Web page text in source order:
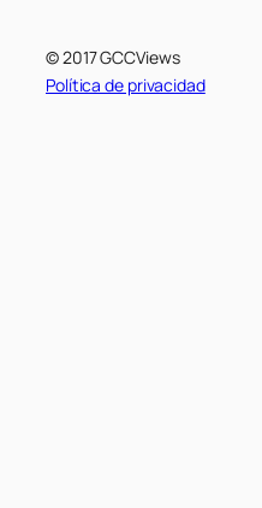
© 2017 GCCViews
Política de privacidad